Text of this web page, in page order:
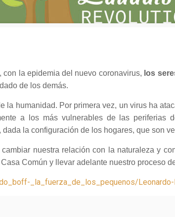
la epidemia del nuevo coronavirus, los
de los demás.
la humanidad. Por primera vez, un virus ha
a los más vulnerables de las periferias
la configuración de los hogares, que son
nuestra relación con la naturaleza y
Común y llevar adelante nuestro proceso
_la_fuerza_de_los_pequenos/